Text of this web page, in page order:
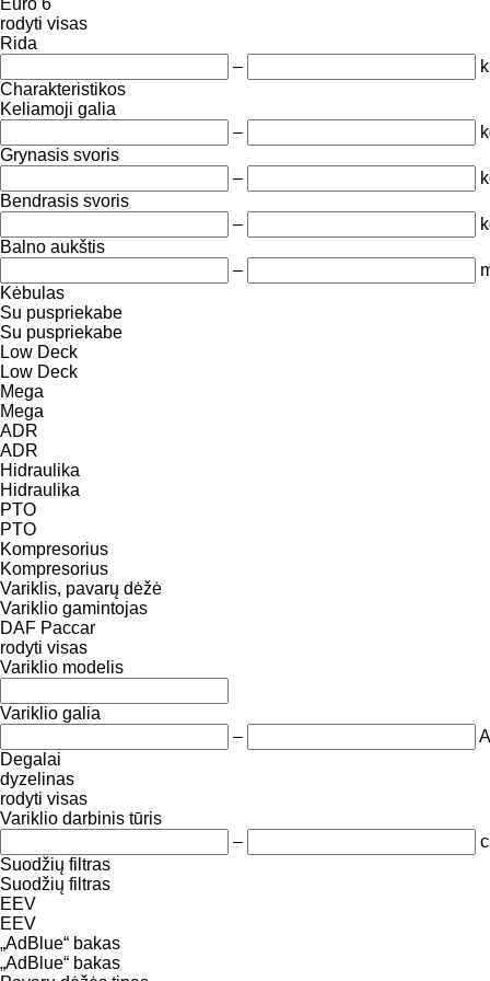
rodyti visas
Rida
–
Charakteristikos
Keliamoji galia
–
Grynasis svoris
–
Bendrasis svoris
–
Balno aukštis
–
Kėbulas
Su puspriekabe
Su puspriekabe
Low Deck
Low Deck
Mega
Mega
ADR
ADR
Hidraulika
Hidraulika
PTO
PTO
Kompresorius
Kompresorius
Variklis, pavarų dėžė
Variklio gamintojas
DAF Paccar
rodyti visas
Variklio modelis
Variklio galia
–
Degalai
dyzelinas
rodyti visas
Variklio darbinis tūris
–
Suodžių filtras
Suodžių filtras
EEV
EEV
„AdBlue“ bakas
„AdBlue“ bakas